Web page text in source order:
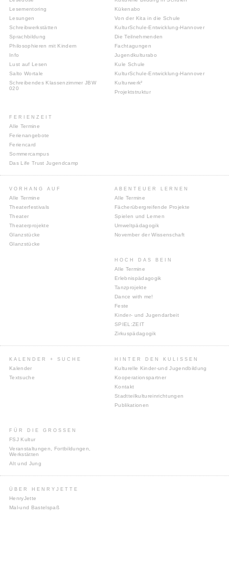
Lesementoring
Lesungen
Schreibwerkstätten
Sprachbildung
Philosophieren mit Kindern
Info
Lust auf Lesen
Salto Wortale
Schreibendes Klassenzimmer JBW
020
Kükenabo
Von der Kita in die Schule
KulturSchule-Entwicklung-Hannover
Die Teilnehmenden
Fachtagungen
Jugendkulturabo
Kule Schule
KulturSchule-Entwicklung-Hannover
Kulturwerk²
Projektstruktur
FERIENZEIT
Alle Termine
Ferienangebote
Feriencard
Sommercampus
Das Life Trust Jugendcamp
VORHANG AUF
Alle Termine
Theaterfestivals
Theater
Theaterprojekte
Glanzstücke
Glanzstücke
ABENTEUER LERNEN
Alle Termine
Fächerübergreifende Projekte
Spielen und Lernen
Umweltpädagogik
November der Wissenschaft
HOCH DAS BEIN
Alle Termine
Erlebnispädagogik
Tanzprojekte
Dance with me!
Feste
Kinder- und Jugendarbeit
SPIEL:ZEIT
Zirkuspädagogik
KALENDER + SUCHE
Kalender
Textsuche
HINTER DEN KULISSEN
Kulturelle Kinder-und Jugendbildung
Kooperationspartner
Kontakt
Stadtteilkultureinrichtungen
Publikationen
FÜR DIE GROSSEN
FSJ Kultur
Veranstaltungen, Fortbildungen,
Werkstätten
Alt und Jung
ÜBER HENRYJETTE
HenryJette
Mal-und Bastelspaß